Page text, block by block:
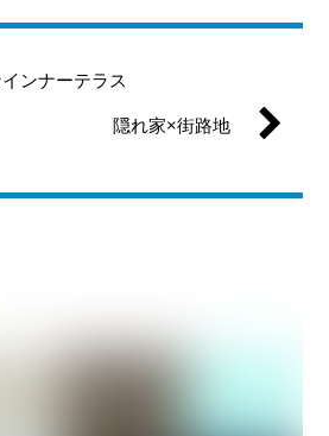
ンナーテラス
隠れ家×街路地